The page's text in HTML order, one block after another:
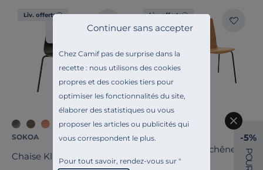
Chez Camif pas de surprise dans la
recette : nous utilisons des cookies
propres et des cookies tiers pour
optimiser les fonctionnalités du site,
élaborer des statistiques ou vous
proposer les articles ou publicités qui
vous correspondent le plus.
Pour tout savoir, rendez-vous sur "
Continuer sans accepter
Liv. offerte
+2
SOKOA
Chaise Klik
Liv. offerte
CAMIF SIGNATURE
Lot de 2 chaises chêne
Reda
-5%
P
O
U
R